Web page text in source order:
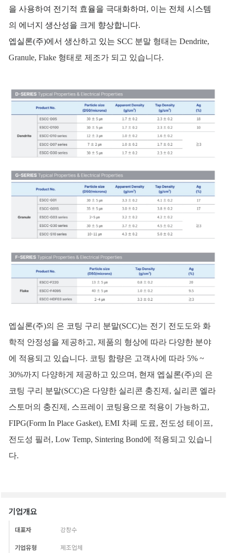
기업개요
대표자 강창수
기업유형 제조업체